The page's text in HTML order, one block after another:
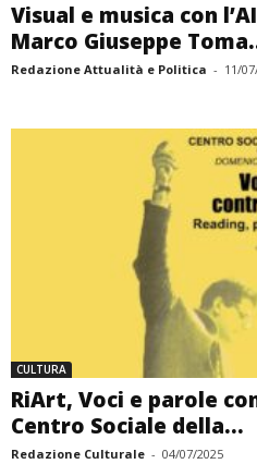
Visual e musica con
Marco Giuseppe
Redazione Attualità e Politica - 11/
CULTURA
RiArt, Voci e parole
Centro Sociale della...
Redazione Culturale - 04/07/2025